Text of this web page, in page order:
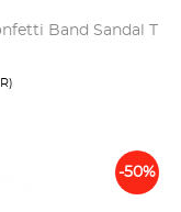
Band Sandal T
-50%